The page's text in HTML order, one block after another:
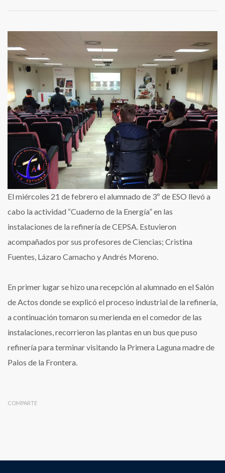
Visita
refinería
de
CEPSA
El miércoles 21 de febrero el alumnado de 3º de ESO llevó a
cabo la actividad “Cuaderno de la Energía” en las
instalaciones de la refinería de CEPSA. Estuvieron
acompañados por sus profesores de Ciencias; Cristina
Fuentes, Lázaro Camacho y Andrés Moreno.
En primer lugar se hizo una recepción al alumnado en el Salón
de Actos donde se explicó el proceso industrial de la refinería,
a continuación tomaron su merienda en el comedor de las
instalaciones, recorrieron las plantas en un bus que puso
refinería para terminar visitando la Primera Laguna madre de
Palos de la Frontera.
COMPARTE